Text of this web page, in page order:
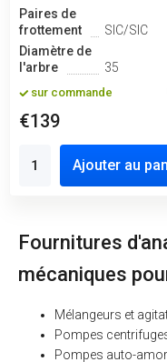
Paires de
frottement
SIC/SIC
Diamètre de
l'arbre
35
sur commande
€139
Ajouter au
Fournitures
mécaniques
Mélangeurs et
Pompes
Pompes auto-